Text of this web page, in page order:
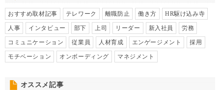
おすすめ取材記事 テレワーク 離職防止 働き方 HR駆け込み寺
人事 インタビュー 部下 上司 リーダー 新入社員 労務
コミュニケーション 従業員 人材育成 エンゲージメント 採用
モチベーション オンボーディング マネジメント
オススメ記事